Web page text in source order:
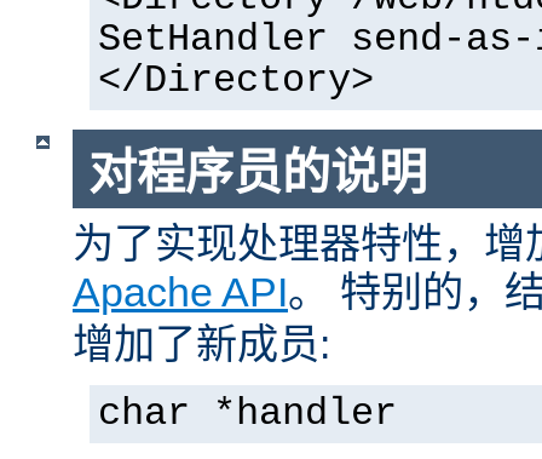
SetHandler send-
</Directory>
对程序员的说明
为了实现处理器特性，增
Apache API。 特别的，
增加了新成员:
char *handler